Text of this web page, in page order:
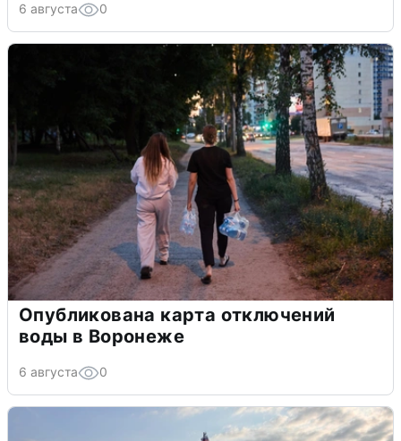
6 августа 0
Опубликована карта отключений
воды в Воронеже
6 августа 0